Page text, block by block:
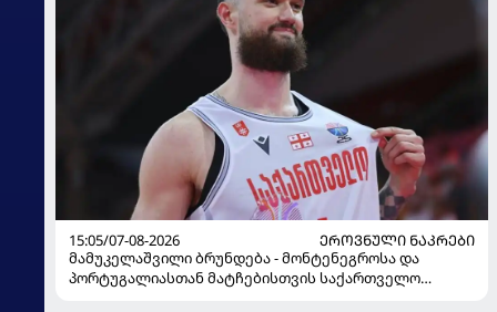
15:05/07-08-2026
ᲔᲠᲝᲕᲜᲣᲚᲘ ᲜᲐᲙᲠᲔᲑᲘ
მამუკელაშვილი ბრუნდება - მონტენეგროსა და
პორტუგალიასთან მატჩებისთვის საქართველო